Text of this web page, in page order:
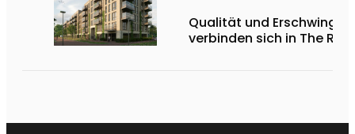
Qualität und
verbinden sich in The